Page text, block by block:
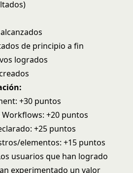
de principio a fin
logrados
+30 puntos
+20 puntos
+25 puntos
elementos: +15 puntos
usuarios que han logrado
experimentado un valor